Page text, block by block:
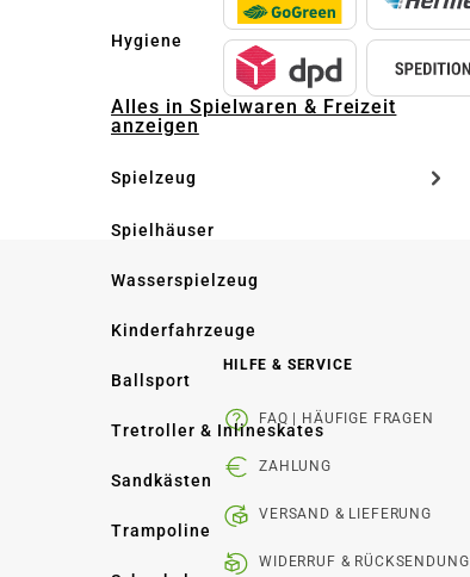
Hygiene
Alles in Spielwaren & Freizeit
anzeigen
Spielzeug
Spielhäuser
Wasserspielzeug
Kinderfahrzeuge
Ballsport
Tretroller & Inlineskates
Sandkästen
Trampoline
HILFE & SERVICE
FAQ | HÄUFIGE FRAGEN
ZAHLUNG
VERSAND & LIEFERUNG
WIDERRUF & RÜCKSENDUNG